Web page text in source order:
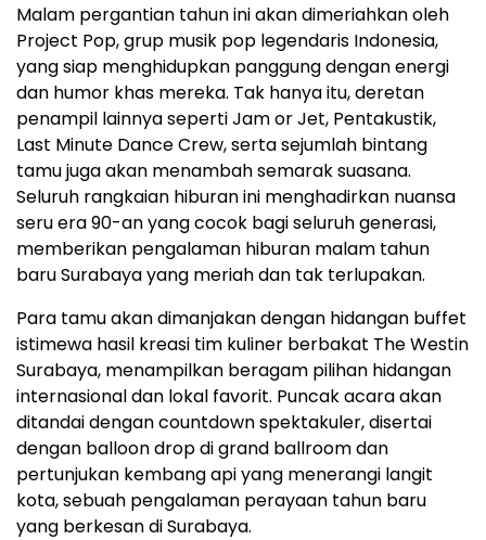
Malam pergantian tahun ini akan dimeriahkan oleh
Project Pop, grup musik pop legendaris Indonesia,
yang siap menghidupkan panggung dengan energi
dan humor khas mereka. Tak hanya itu, deretan
penampil lainnya seperti Jam or Jet, Pentakustik,
Last Minute Dance Crew, serta sejumlah bintang
tamu juga akan menambah semarak suasana.
Seluruh rangkaian hiburan ini menghadirkan nuansa
seru era 90-an yang cocok bagi seluruh generasi,
memberikan pengalaman hiburan malam tahun
baruSurabayayang meriah dan tak terlupakan.
Para tamu akan dimanjakan dengan hidangan buffet
istimewa hasil kreasi tim kuliner berbakat The Westin
Surabaya, menampilkan beragam pilihan hidangan
internasional dan lokal favorit. Puncak acara akan
ditandai dengan countdown spektakuler, disertai
dengan balloon drop di grand ballroom dan
pertunjukan kembang api yang menerangi langit
kota, sebuah pengalaman perayaan tahun baru
yang berkesan diSurabaya.